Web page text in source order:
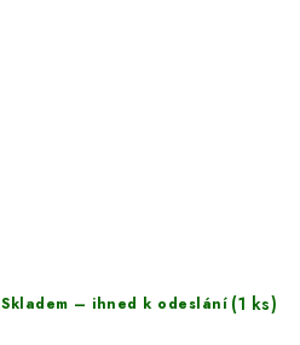
Skladem – ihned k odeslání (1 ks)